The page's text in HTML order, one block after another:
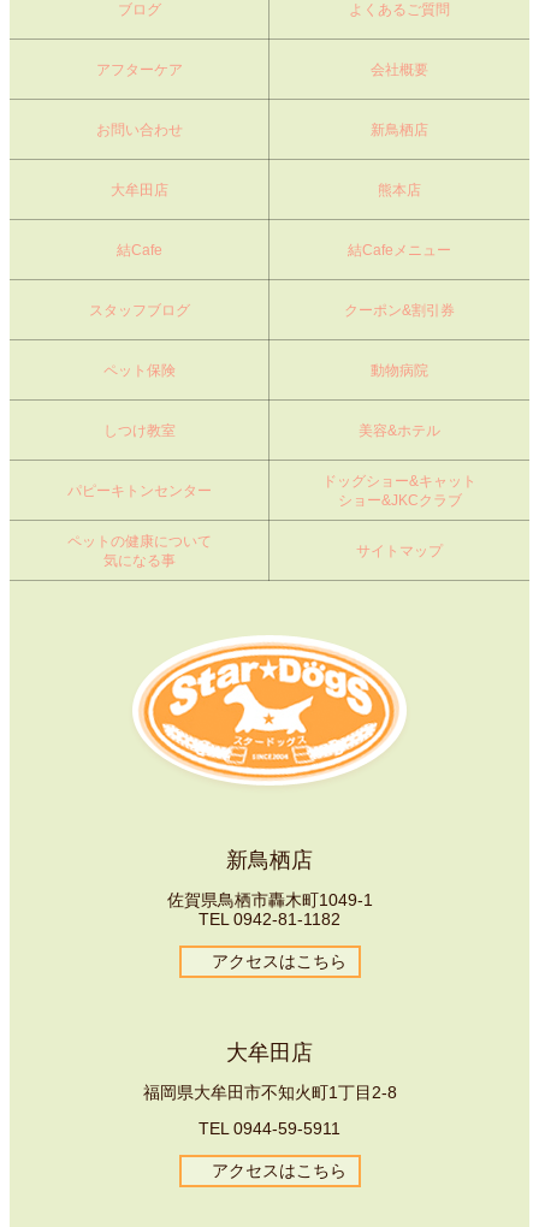
ブログ よくあるご質問
アフターケア 会社概要
お問い合わせ 新鳥栖店
大牟田店 熊本店
結Cafe 結Cafeメニュー
スタッフブログ クーポン&割引券
ペット保険 動物病院
しつけ教室 美容&ホテル
パピーキトンセンター
ドッグショー&キャット
ショー&JKCクラブ
ペットの健康について
気になる事
サイトマップ
新鳥栖店
佐賀県鳥栖市轟木町1049-1
TEL 0942-81-1182
アクセスはこちら
大牟田店
福岡県大牟田市不知火町1丁目2-8
TEL 0944-59-5911
アクセスはこちら